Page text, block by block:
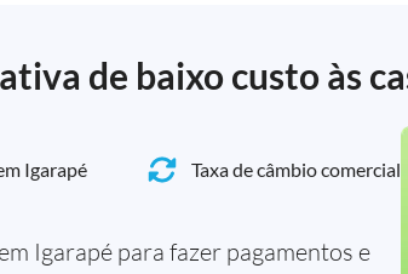
de baixo custo às
Igarapé Taxa de câmbio comercial
em Igarapé para fazer pagamentos e